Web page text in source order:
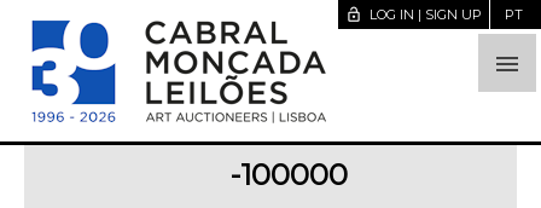

lock_open LOG IN | SIGN UP PT
-100000